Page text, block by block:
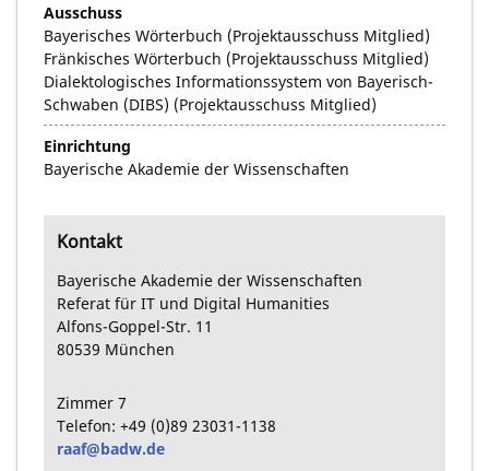
Ausschuss
Bayerisches Wörterbuch (Projektausschuss Mitglied)
Fränkisches Wörterbuch (Projektausschuss Mitglied)
Dialektologisches Informationssystem von Bayerisch-
Schwaben (DIBS) (Projektausschuss Mitglied)
Einrichtung
Bayerische Akademie der Wissenschaften
Kontakt
Bayerische Akademie der Wissenschaften
Referat für IT und Digital Humanities
Alfons-Goppel-Str. 11
80539 München
Zimmer 7
Telefon: +49 (0)89 23031-1138
raaf@badw.de